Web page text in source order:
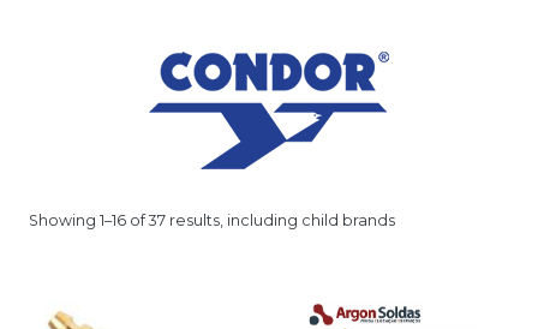
Showing 1–16 of 37 results, including child brands